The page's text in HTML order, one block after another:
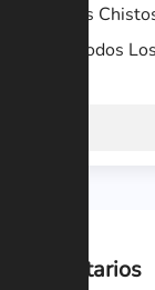
Vídeos
© •| Todos
Comentarios